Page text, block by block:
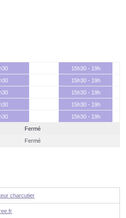
15h30 - 19h
15h30 - 19h
15h30 - 19h
15h30 - 19h
15h30 - 19h
Fermé
Fermé
charcutier